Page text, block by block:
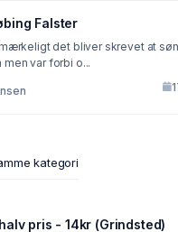
Falster
det bliver skrevet at
var forbi o...
kategori
pris - 14kr (Grindsted)